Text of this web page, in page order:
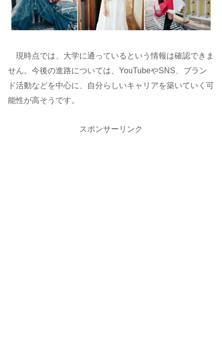
現時点では、大学に通っているという情報は確認できま
せん。今後の進路については、YouTubeやSNS、ブラン
ド活動などを中心に、自分らしいキャリアを築いていく可
能性が高そうです。
スポンサーリンク